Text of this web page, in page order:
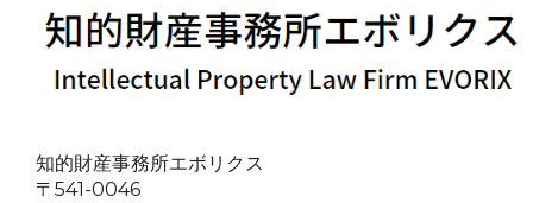
知的財産事務所エボリクス
〒541-0046